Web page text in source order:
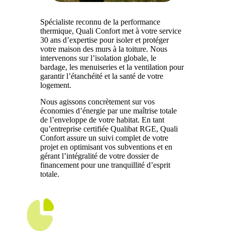
Spécialiste reconnu de la performance
thermique, Quali Confort met à votre service
30 ans d’expertise pour isoler et protéger
votre maison des murs à la toiture. Nous
intervenons sur l’isolation globale, le
bardage, les menuiseries et la ventilation pour
garantir l’étanchéité et la santé de votre
logement.
Nous agissons concrètement sur vos
économies d’énergie par une maîtrise totale
de l’enveloppe de votre habitat. En tant
qu’entreprise certifiée Qualibat RGE, Quali
Confort assure un suivi complet de votre
projet en optimisant vos subventions et en
gérant l’intégralité de votre dossier de
financement pour une tranquillité d’esprit
totale.